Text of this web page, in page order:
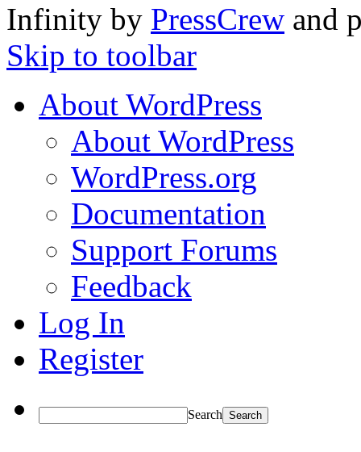
Infinity by PressCrew and
Skip to toolbar
About WordPress
About WordPress
WordPress.org
Documentation
Support Forums
Feedback
Log In
Register
Search